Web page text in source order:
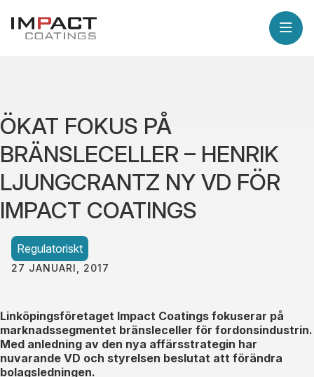
ÖKAT FOKUS PÅ
BRÄNSLECELLER – HENRIK
LJUNGCRANTZ NY VD FÖR
IMPACT COATINGS
Regulatoriskt
27 JANUARI, 2017
Linköpingsföretaget Impact Coatings fokuserar på
marknadssegmentet bränsleceller för fordonsindustrin.
Med anledning av den nya affärsstrategin har
nuvarande VD och styrelsen beslutat att förändra
bolagsledningen.